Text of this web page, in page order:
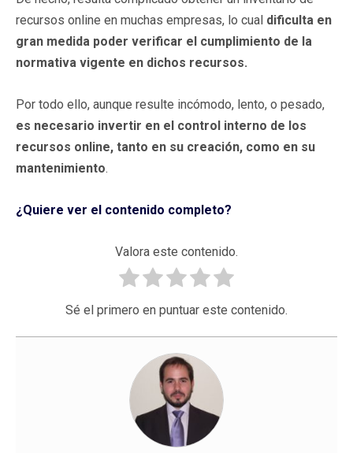
recursos online en muchas empresas, lo cual dificulta en
gran medida poder verificar el cumplimiento de la
normativa vigente en dichos recursos.
Por todo ello, aunque resulte incómodo, lento, o pesado,
es necesario invertir en el control interno de los
recursos online, tanto en su creación, como en su
mantenimiento.
¿Quiere ver el contenido completo?
Valora este contenido.
Sé el primero en puntuar este contenido.